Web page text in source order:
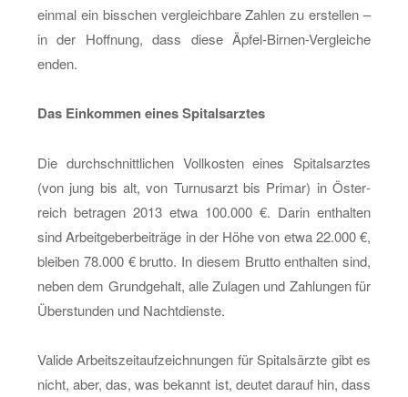
ein­mal ein biss­chen ver­gleich­ba­re Zah­len zu er­stel­len –
in der Hoff­nung, dass diese Äp­fel-Bir­nen-Ver­glei­che
enden.
Das Ein­kom­men eines Spi­tals­arz­tes
Die durch­schnitt­li­chen Voll­kos­ten eines Spi­tals­arz­tes
(von jung bis alt, von Tur­nus­arzt bis Pri­mar) in Ös­ter­
reich be­tra­gen 2013 etwa 100.000 €. Darin ent­hal­ten
sind Ar­beit­ge­ber­bei­trä­ge in der Höhe von etwa 22.000 €,
blei­ben 78.000 € brut­to. In die­sem Brut­to ent­hal­ten sind,
neben dem Grund­ge­halt, alle Zu­la­gen und Zah­lun­gen für
Über­stun­den und Nacht­diens­te.
Va­li­de Ar­beits­zeit­auf­zeich­nun­gen für Spi­tals­ärz­te gibt es
nicht, aber, das, was be­kannt ist, deu­tet dar­auf hin, dass